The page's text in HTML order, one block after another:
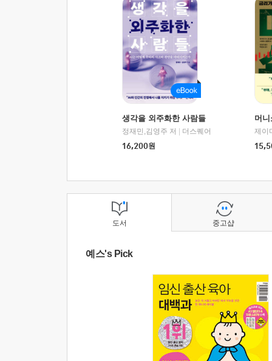
생각을 외주화한 사람들
정재민,김영주 저
더스퀘어
16,200원
머
도서
예스's Pick
중고샵